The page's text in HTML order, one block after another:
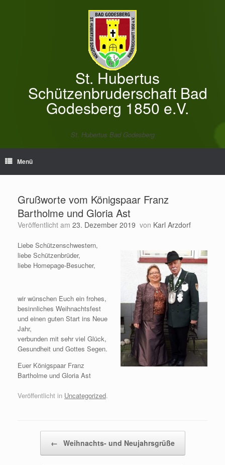
St. Hubertus
Schützenbruderschaft Bad
Godesberg 1850 e.V.
St. Hubertus Bad Godesberg
Menü
Grußworte vom Königspaar Franz
Bartholme und Gloria Ast
Veröffentlicht am 23. Dezember 2019 von Karl Arzdorf
Liebe Schützenschwestern,
liebe Schützenbrüder,
liebe Homepage-Besucher,
wir wünschen Euch ein frohes,
besinnliches Weihnachtsfest
und einen guten Start ins Neue
Jahr,
verbunden mit sehr viel Glück,
Gesundheit und Gottes Segen.
Euer Königspaar Franz
Bartholme und Gloria Ast
Veröffentlicht in Uncategorized.
← Weihnachts- und Neujahrsgrüße